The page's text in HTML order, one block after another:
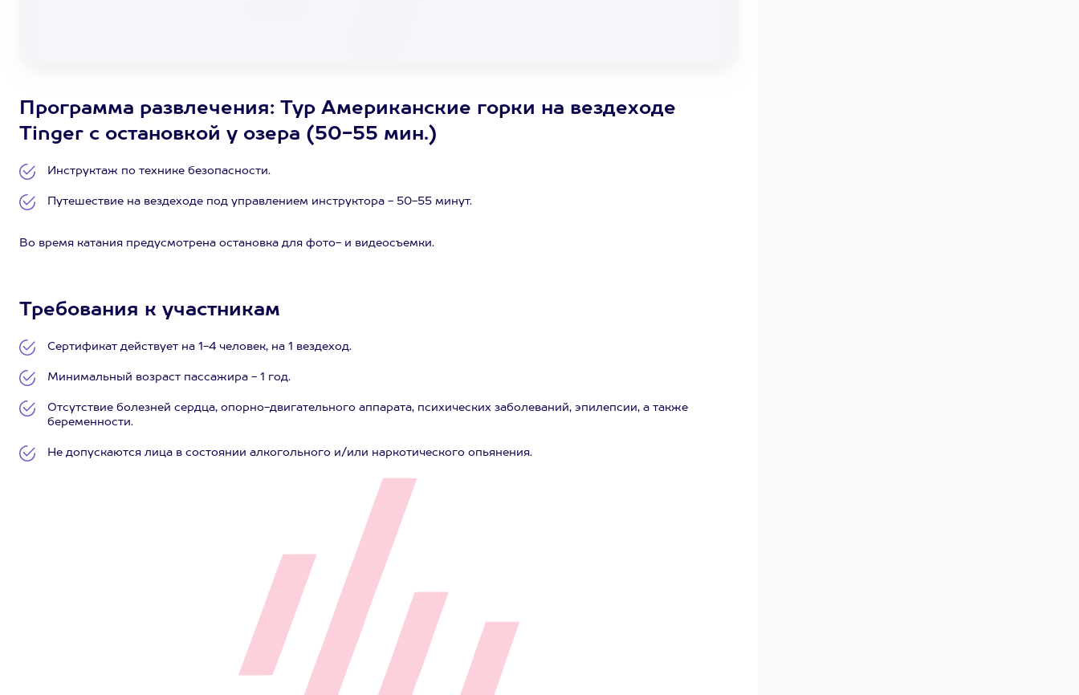
Программа развлечения: Тур Американские горки на вездеходе
Tinger с остановкой у озера (50-55 мин.)
Инструктаж по технике безопасности.
Путешествие на вездеходе под управлением инструктора - 50-55 минут.
Во время катания предусмотрена остановка для фото- и видеосъемки.
Требования к участникам
Сертификат действует на 1-4 человек, на 1 вездеход.
Минимальный возраст пассажира - 1 год.
Отсутствие болезней сердца, опорно-двигательного аппарата, психических заболеваний, эпилепсии, а также
беременности.
Не допускаются лица в состоянии алкогольного и/или наркотического опьянения.